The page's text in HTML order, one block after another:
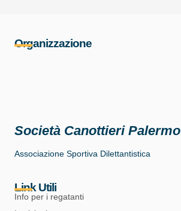
Organizzazione
Società Canottieri Palermo
Associazione Sportiva Dilettantistica
Link Utili
Info per i regatanti